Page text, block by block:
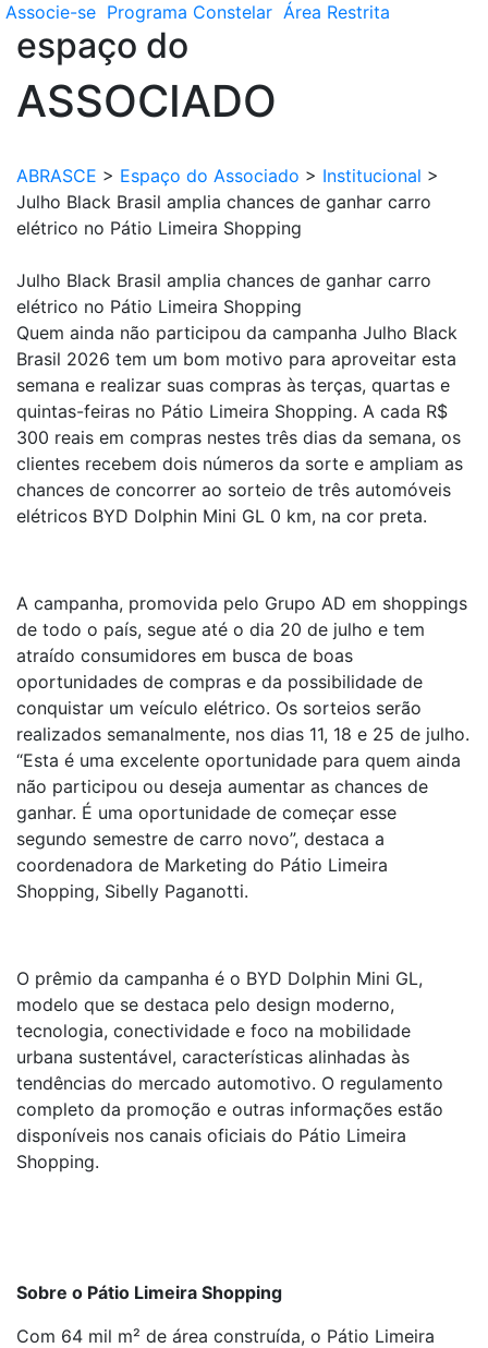
Associe-se Programa Constelar Área Restrita
espaço do
ASSOCIADO
ABRASCE > Espaço do Associado > Institucional >
Julho Black Brasil amplia chances de ganhar carro
elétrico no Pátio Limeira Shopping
Julho Black Brasil amplia chances de ganhar carro
elétrico no Pátio Limeira Shopping
Quem ainda não participou da campanha Julho Black
Brasil 2026 tem um bom motivo para aproveitar esta
semana e realizar suas compras às terças, quartas e
quintas-feiras no Pátio Limeira Shopping. A cada R$
300 reais em compras nestes três dias da semana, os
clientes recebem dois números da sorte e ampliam as
chances de concorrer ao sorteio de três automóveis
elétricos BYD Dolphin Mini GL 0 km, na cor preta.
A campanha, promovida pelo Grupo AD em shoppings
de todo o país, segue até o dia 20 de julho e tem
atraído consumidores em busca de boas
oportunidades de compras e da possibilidade de
conquistar um veículo elétrico. Os sorteios serão
realizados semanalmente, nos dias 11, 18 e 25 de julho.
“Esta é uma excelente oportunidade para quem ainda
não participou ou deseja aumentar as chances de
ganhar. É uma oportunidade de começar esse
segundo semestre de carro novo”, destaca a
coordenadora de Marketing do Pátio Limeira
Shopping, Sibelly Paganotti.
O prêmio da campanha é o BYD Dolphin Mini GL,
modelo que se destaca pelo design moderno,
tecnologia, conectividade e foco na mobilidade
urbana sustentável, características alinhadas às
tendências do mercado automotivo. O regulamento
completo da promoção e outras informações estão
disponíveis nos canais oficiais do Pátio Limeira
Shopping.
Sobre o Pátio Limeira Shopping
Com 64 mil m² de área construída, o Pátio Limeira